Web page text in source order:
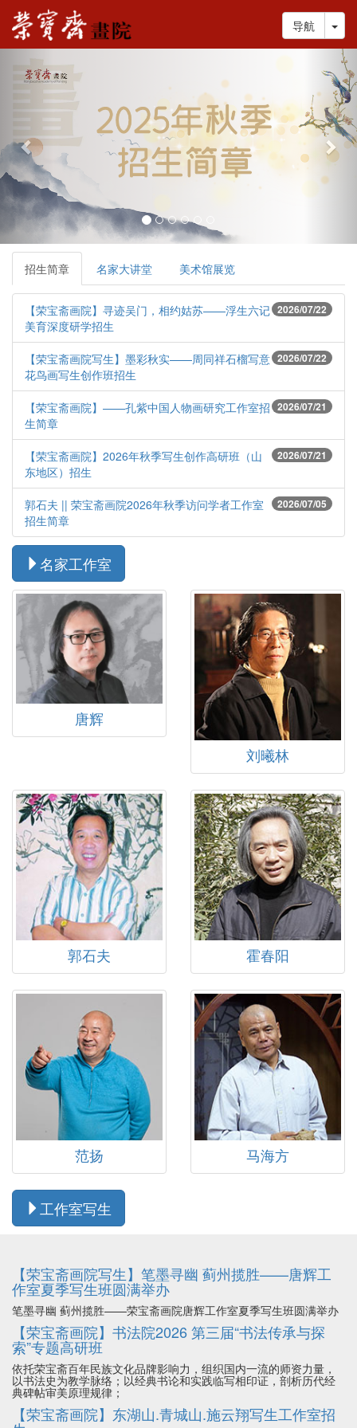
导航
招生简章 名家大讲堂 美术馆展览
2026/07/22
【荣宝斋画院】寻迹吴门，相约姑苏——浮生六记
美育深度研学招生
2026/07/22
【荣宝斋画院写生】墨彩秋实——周同祥石榴写意
花鸟画写生创作班招生
2026/07/21
【荣宝斋画院】——孔紫中国人物画研究工作室招
生简章
2026/07/21
【荣宝斋画院】2026年秋季写生创作高研班（山
东地区）招生
2026/07/05
郭石夫 || 荣宝斋画院2026年秋季访问学者工作室
招生简章
名家工作室
唐辉
刘曦林
郭石夫 霍春阳
范扬 马海方
工作室写生
【荣宝斋画院写生】笔墨寻幽 蓟州揽胜——唐辉工
作室夏季写生班圆满举办
笔墨寻幽 蓟州揽胜——荣宝斋画院唐辉工作室夏季写生班圆满举办
【荣宝斋画院】书法院2026 第三届“书法传承与探
索”专题高研班
依托荣宝斋百年民族文化品牌影响力，组织国内一流的师资力量，
以书法史为教学脉络；以经典书论和实践临写相印证，剖析历代经
典碑帖审美原理规律；
【荣宝斋画院】东湖山.青城山.施云翔写生工作室招